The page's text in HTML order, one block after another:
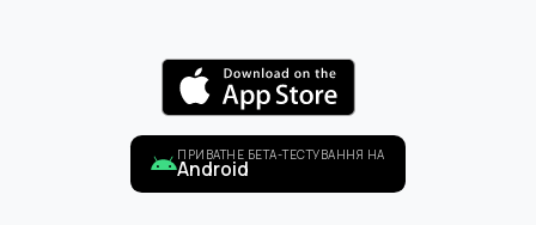
ПРИВАТНЕ БЕТА-ТЕСТУВАННЯ НА
Android